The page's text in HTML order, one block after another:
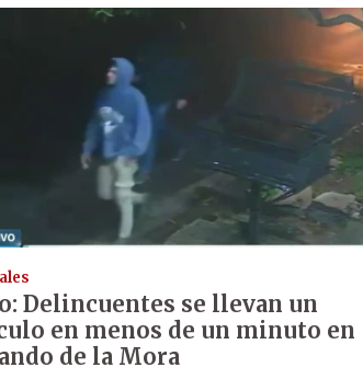
Delincuentes se llevan un
en menos de un minuto en
de la Mora